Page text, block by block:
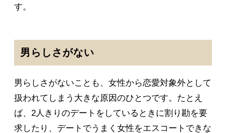
す。
男らしさがない
男らしさがないことも、女性から恋愛対象外として
扱われてしまう大きな原因のひとつです。たとえ
ば、2人きりのデートをしているときに割り勘を要
求したり、デートでうまく女性をエスコートできな